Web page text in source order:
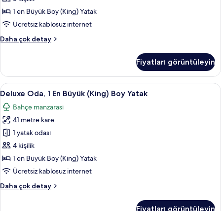
Boy
Yatak
View)
fotoğrafları
görün
1 en Büyük Boy (King) Yatak
Ücretsiz kablosuz internet
Daha çok detay
Superior
Büyük
(King)
Boy
(Pinewood
View)
hakkında
daha
fazla
detay
Fiyatları görüntüleyin
Deluxe
Oda,
En
Büyük
(King)
Boy
Yatak
tüm
Deluxe Oda, 1 En Büyük (King) Boy
7
Deluxe Oda, 1 En Büyük (King) Boy Yatak
Bahçe manzarası
41 metre kare
1 yatak odası
4 kişilik
1 en Büyük Boy (King) Yatak
Ücretsiz kablosuz internet
Daha çok detay
Deluxe
Fiyatları görüntüleyin